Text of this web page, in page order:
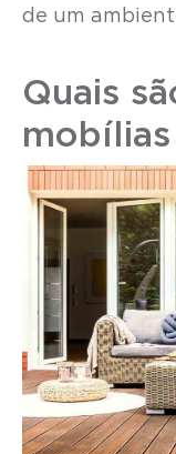
de um
Quais